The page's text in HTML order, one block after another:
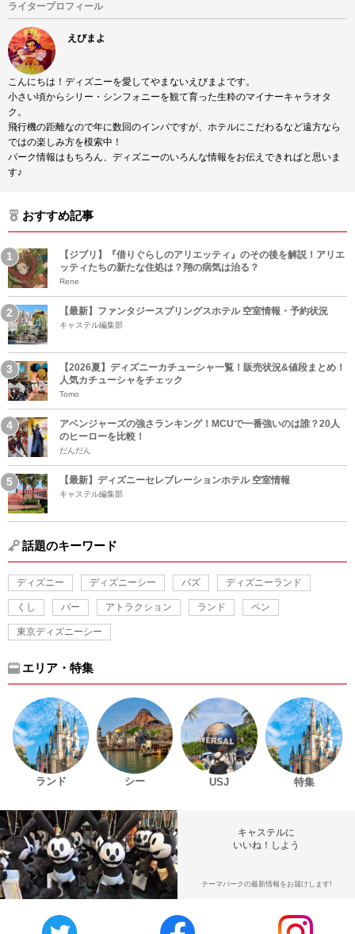
ライタープロフィール
えびまよ
こんにちは！ディズニーを愛してやまないえびまよです。
小さい頃からシリー・シンフォニーを観て育った生粋のマイナーキャラオタ
ク。
飛行機の距離なので年に数回のインパですが、ホテルにこだわるなど遠方なら
ではの楽しみ方を模索中！
パーク情報はもちろん、ディズニーのいろんな情報をお伝えできればと思いま
す♪
おすすめ記事
【ジブリ】『借りぐらしのアリエッティ』のその後を解説！アリエ
ッティたちの新たな住処は？翔の病気は治る？
Rene
【最新】ファンタジースプリングスホテル 空室情報・予約状況
キャステル編集部
【2026夏】ディズニーカチューシャ一覧！販売状況&値段まとめ！
人気カチューシャをチェック
Tomo
アベンジャーズの強さランキング！MCUで一番強いのは誰？20人
のヒーローを比較！
だんだん
【最新】ディズニーセレブレーションホテル 空室情報
キャステル編集部
話題のキーワード
ディズニー ディズニーシー バズ ディズニーランド
くし バー アトラクション ランド ペン
東京ディズニーシー
エリア・特集
ランド シー USJ 特集
キャステルに
いいね！しよう
テーマパークの最新情報をお届けします!